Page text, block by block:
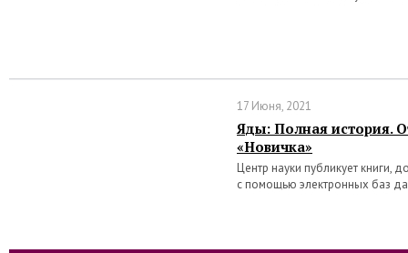
17 Июня, 2021
Яды: Полная история.
«Новичка»
Центр науки публикует книги,
с помощью электронных баз